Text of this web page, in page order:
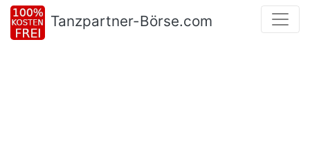
Tanzpartner-Börse.com